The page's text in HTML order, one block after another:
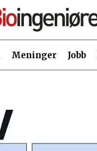
Meninger Jobb